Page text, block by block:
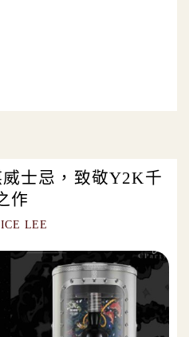
士忌，致敬Y2K千
作
LEE